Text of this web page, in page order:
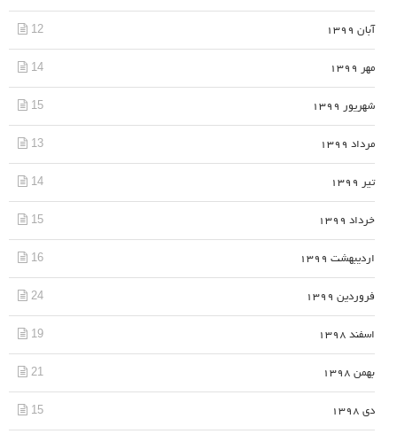
آبان 1399 12
مهر 1399 14
شهریور 1399 15
مرداد 1399 13
تیر 1399 14
خرداد 1399 15
اردیبهشت 1399 16
فروردین 1399 24
اسفند 1398 19
بهمن 1398 21
دی 1398 15